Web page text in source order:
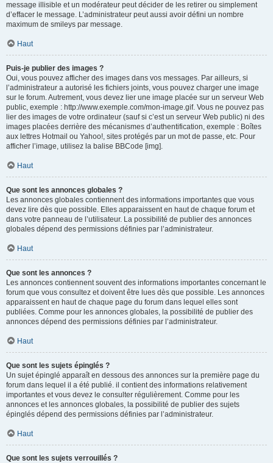
message illisible et un modérateur peut décider de les retirer ou simplement
d’effacer le message. L’administrateur peut aussi avoir défini un nombre
maximum de smileys par message.
Haut
Puis-je publier des images ?
Oui, vous pouvez afficher des images dans vos messages. Par ailleurs, si
l’administrateur a autorisé les fichiers joints, vous pouvez charger une image
sur le forum. Autrement, vous devez lier une image placée sur un serveur Web
public, exemple : http://www.exemple.com/mon-image.gif. Vous ne pouvez pas
lier des images de votre ordinateur (sauf si c’est un serveur Web public) ni des
images placées derrière des mécanismes d’authentification, exemple : Boîtes
aux lettres Hotmail ou Yahoo!, sites protégés par un mot de passe, etc. Pour
afficher l’image, utilisez la balise BBCode [img].
Haut
Que sont les annonces globales ?
Les annonces globales contiennent des informations importantes que vous
devez lire dès que possible. Elles apparaissent en haut de chaque forum et
dans votre panneau de l’utilisateur. La possibilité de publier des annonces
globales dépend des permissions définies par l’administrateur.
Haut
Que sont les annonces ?
Les annonces contiennent souvent des informations importantes concernant le
forum que vous consultez et doivent être lues dès que possible. Les annonces
apparaissent en haut de chaque page du forum dans lequel elles sont
publiées. Comme pour les annonces globales, la possibilité de publier des
annonces dépend des permissions définies par l’administrateur.
Haut
Que sont les sujets épinglés ?
Un sujet épinglé apparaît en dessous des annonces sur la première page du
forum dans lequel il a été publié. il contient des informations relativement
importantes et vous devez le consulter régulièrement. Comme pour les
annonces et les annonces globales, la possibilité de publier des sujets
épinglés dépend des permissions définies par l’administrateur.
Haut
Que sont les sujets verrouillés ?